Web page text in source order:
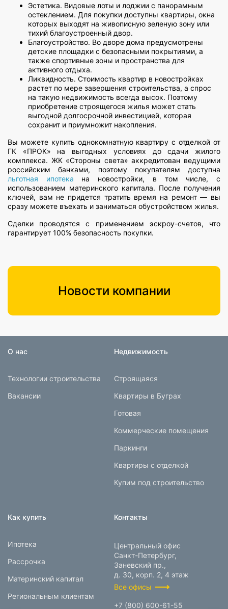
Эстетика. Видовые лоты и лоджии с панорамным
остеклением. Для покупки доступны квартиры, окна
которых выходят на живописную зеленую зону или
тихий благоустроенный двор.
Благоустройство. Во дворе дома предусмотрены
детские площадки с безопасными покрытиями, а
также спортивные зоны и пространства для
активного отдыха.
Ликвидность. Стоимость квартир в новостройках
растет по мере завершения строительства, а спрос
на такую недвижимость всегда высок. Поэтому
приобретение строящегося жилья может стать
выгодной долгосрочной инвестицией, которая
сохранит и приумножит накопления.
Вы можете купить однокомнатную квартиру с отделкой от
ГК «ПРОК» на выгодных условиях до сдачи жилого
комплекса. ЖК «Стороны света» аккредитован ведущими
российским банками, поэтому покупателям доступна
льготная ипотека на новостройки, в том числе, с
использованием материнского капитала. После получения
ключей, вам не придется тратить время на ремонт — вы
сразу можете въехать и заниматься обустройством жилья.
Сделки проводятся с применением эскроу-счетов, что
гарантирует 100% безопасность покупки.
Новости компании
О нас
Технологии строительства
Вакансии
Недвижимость
Строящаяся
Квартиры в Буграх
Готовая
Коммерческие помещения
Паркинги
Квартиры с отделкой
Купим под строительство
Как купить
Ипотека
Рассрочка
Материнский капитал
Региональным клиентам
Контакты
Центральный офис
Санкт-Петербург,
Заневский пр.,
д. 30, корп. 2, 4 этаж
Все офисы
+7 (800) 600-61-55